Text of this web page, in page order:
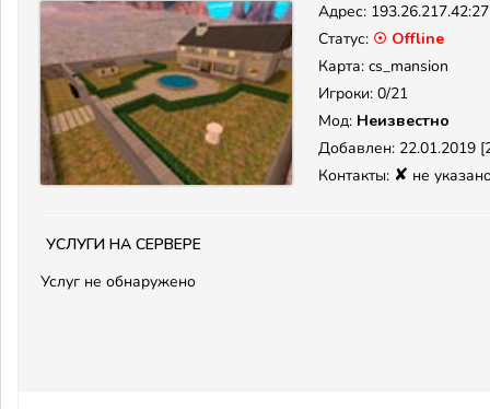
Адрес:
Статус: ☉ Offline
Карта: cs_mansion
Игроки: 0/21
Мод: Неизвестно
Добавлен: 22.01.2019
Контакты: ✘ не
Услуги на сервере
Услуг не обнаружено